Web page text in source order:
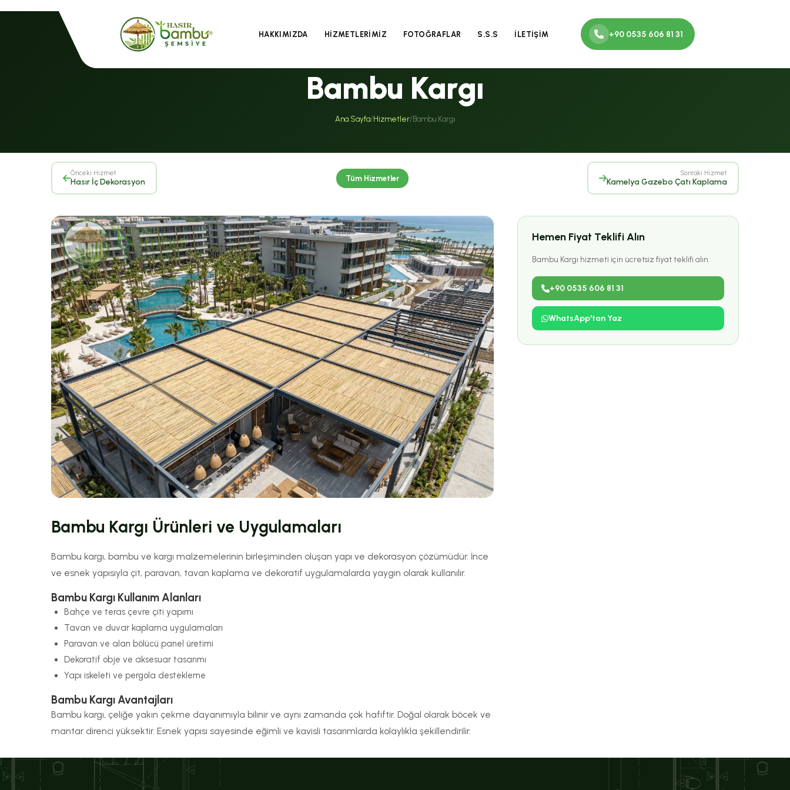
HAKKIMIZDA HİZMETLERİMİZ FOTOĞRAFLAR S.S.S İLETİŞİM +90 0535 606 81 31
Bambu Kargı
Ana Sayfa/ Hizmetler/ Bambu Kargı
Önceki Hizmet
Hasır İç Dekorasyon Tüm Hizmetler
Sonraki Hizmet
Kamelya Gazebo Çatı Kaplama
Bambu Kargı Ürünleri ve Uygulamaları
Bambu kargı, bambu ve kargı malzemelerinin birleşiminden oluşan yapı ve dekorasyon çözümüdür. İnce
ve esnek yapısıyla çit, paravan, tavan kaplama ve dekoratif uygulamalarda yaygın olarak kullanılır.
Bambu Kargı Kullanım Alanları
Bahçe ve teras çevre çiti yapımı
Tavan ve duvar kaplama uygulamaları
Paravan ve alan bölücü panel üretimi
Dekoratif obje ve aksesuar tasarımı
Yapı iskeleti ve pergola destekleme
Bambu Kargı Avantajları
Bambu kargı, çeliğe yakın çekme dayanımıyla bilinir ve aynı zamanda çok hafiftir. Doğal olarak böcek ve
mantar direnci yüksektir. Esnek yapısı sayesinde eğimli ve kavisli tasarımlarda kolaylıkla şekillendirilir.
Hemen Fiyat Teklifi Alın
Bambu Kargı hizmeti için ücretsiz fiyat teklifi alın.
+90 0535 606 81 31
WhatsApp'tan Yaz